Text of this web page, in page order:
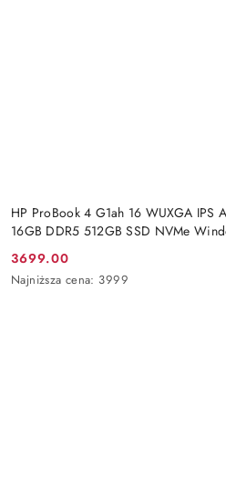
HP ProBook 4 G1ah 16 WUXGA IPS
16GB DDR5 512GB SSD NVMe
Cena
promocyjna:
3699.00
Najniższa
Najniższa cena: 3999